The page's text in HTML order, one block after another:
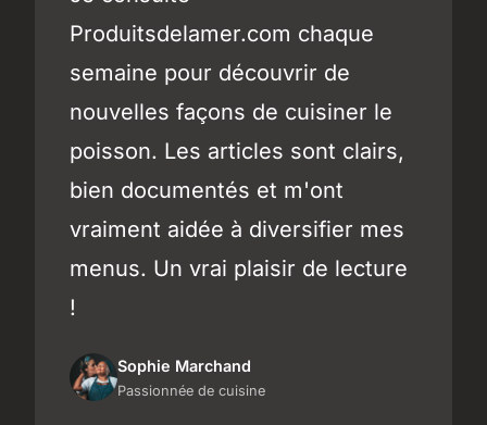
Produitsdelamer.com chaque
semaine pour découvrir de
nouvelles façons de cuisiner le
poisson. Les articles sont clairs,
bien documentés et m'ont
vraiment aidée à diversifier mes
menus. Un vrai plaisir de lecture
!
Sophie Marchand
Passionnée de cuisine